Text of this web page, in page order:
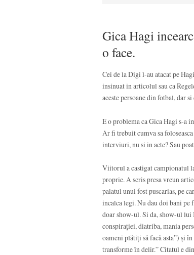
Gica Hagi
o face.
Cei de la Digi l-au atacat pe
insinuat in articolul sau ca
aceste persoane din fotbal, dar
E o problema ca Gica Hagi s-a
Ar fi trebuit cumva sa
interviuri, nu si in acte? Sau
Viitorul a castigat campionatul
proprie. A scris presa vreun
palatul unui fost puscarias, pe
incalca legi. Nu dau doi bani pe
doar show-ul. Si da, show-ul lui
conspiraţiei, diatriba, mania
oameni plătiţi să facă asta”) şi
transforme în delir.” Citatul e